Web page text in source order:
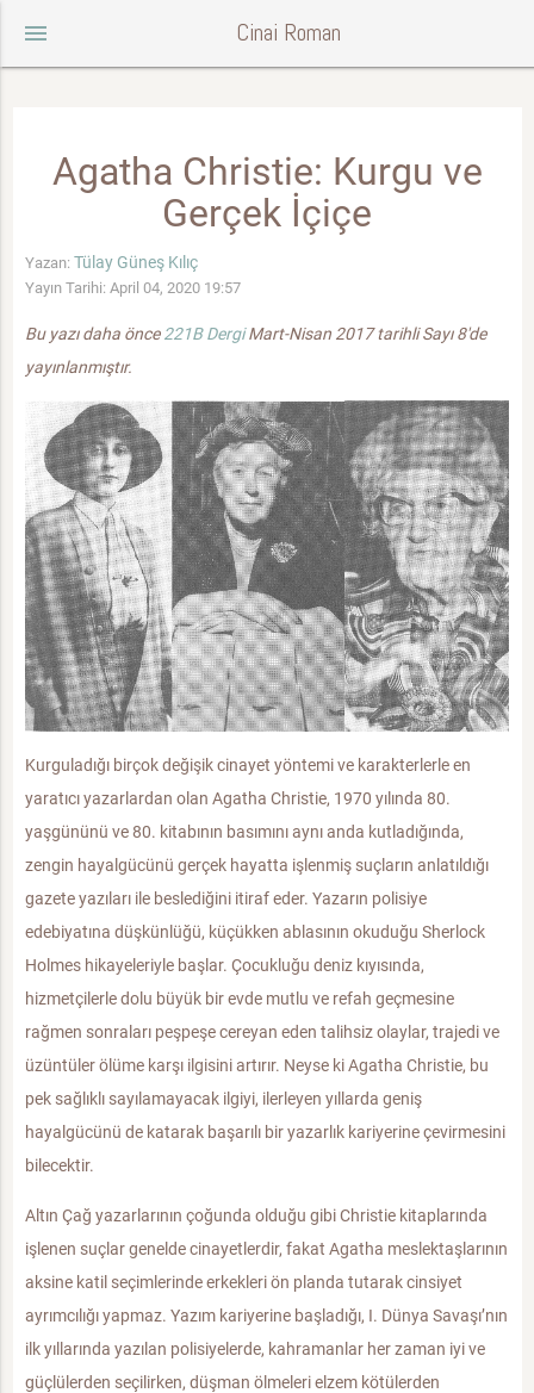
menu Cinai Roman
Agatha Christie: Kurgu ve
Gerçek İçiçe
Yazan: Tülay Güneş Kılıç
Yayın Tarihi: April 04, 2020 19:57
Bu yazı daha önce221B DergiMart-Nisan 2017 tarihli Sayı 8'de
yayınlanmıştır.
Kurguladığı birçok değişik cinayet yöntemi ve karakterlerle en
yaratıcı yazarlardan olan Agatha Christie, 1970 yılında 80.
yaşgününü ve 80. kitabının basımını aynı anda kutladığında,
zengin hayalgücünü gerçek hayatta işlenmiş suçların anlatıldığı
gazete yazıları ile beslediğini itiraf eder. Yazarın polisiye
edebiyatına düşkünlüğü, küçükken ablasının okuduğu Sherlock
Holmes hikayeleriyle başlar. Çocukluğu deniz kıyısında,
hizmetçilerle dolu büyük bir evde mutlu ve refah geçmesine
rağmen sonraları peşpeşe cereyan eden talihsiz olaylar, trajedi ve
üzüntüler ölüme karşı ilgisini artırır. Neyse ki Agatha Christie, bu
pek sağlıklı sayılamayacak ilgiyi, ilerleyen yıllarda geniş
hayalgücünü de katarak başarılı bir yazarlık kariyerine çevirmesini
bilecektir.
Altın Çağ yazarlarının çoğunda olduğu gibi Christie kitaplarında
işlenen suçlar genelde cinayetlerdir, fakat Agatha meslektaşlarının
aksine katil seçimlerinde erkekleri ön planda tutarak cinsiyet
ayrımcılığı yapmaz. Yazım kariyerine başladığı, I. Dünya Savaşı’nın
ilk yıllarında yazılan polisiyelerde, kahramanlar her zaman iyi ve
güçlülerden seçilirken, düşman ölmeleri elzem kötülerden